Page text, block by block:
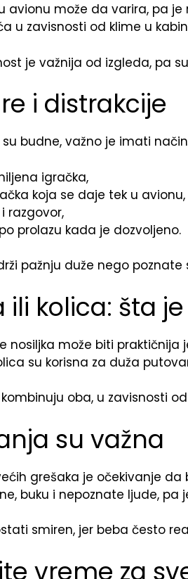
avionu može da varira, pa
u zavisnosti od klime u
je važnija od izgleda, pa
i distrakcije
su budne, važno je imati
igračka,
koja se daje tek u avionu,
razgovor,
prolazu kada je dozvoljeno.
pažnju duže nego poznate
ili kolica: šta
nosiljka može biti
su korisna za duža
oba, u zavisnosti
su važna
grešaka je očekivanje
buku i nepoznate ljude,
smiren, jer beba često
vreme za